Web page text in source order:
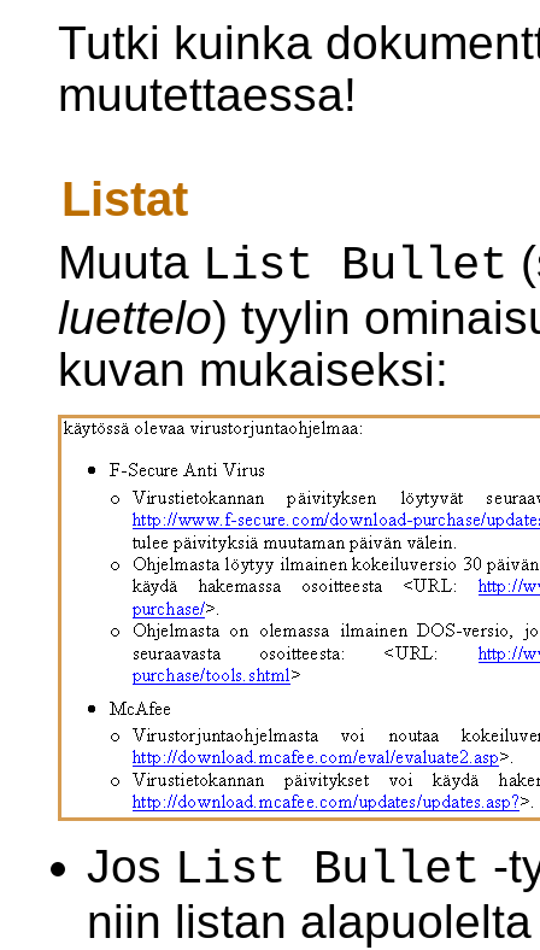
Tutki kuinka
muutettaessa!
Listat
Muuta List Bullet
luettelo) tyylin
kuvan mukaiseksi:
Jos List Bullet -
niin listan